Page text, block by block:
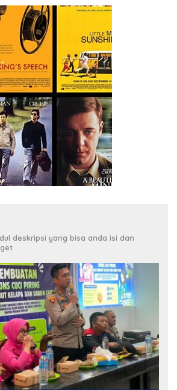
deskripsi yang bisa anda isi dan